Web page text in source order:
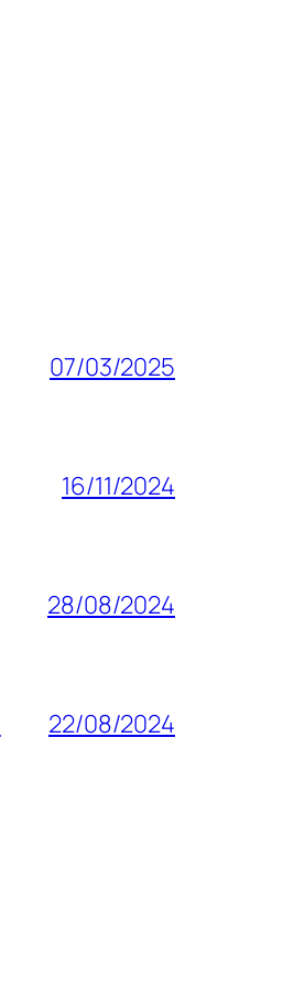
07/03/2025
16/11/2024
28/08/2024
22/08/2024